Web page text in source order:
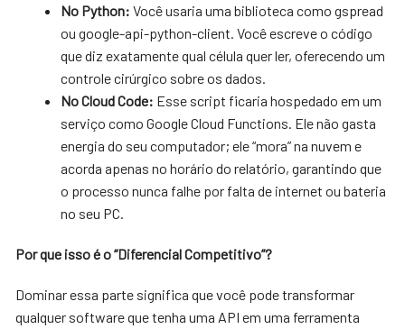
No Python: Você usaria uma biblioteca como gspread
ou google-api-python-client. Você escreve o código
que diz exatamente qual célula quer ler, oferecendo um
controle cirúrgico sobre os dados.
No Cloud Code: Esse script ficaria hospedado em um
serviço como Google Cloud Functions. Ele não gasta
energia do seu computador; ele “mora” na nuvem e
acorda apenas no horário do relatório, garantindo que
o processo nunca falhe por falta de internet ou bateria
no seu PC.
Por que isso é o “Diferencial Competitivo”?
Dominar essa parte significa que você pode transformar
qualquer software que tenha uma API em uma ferramenta